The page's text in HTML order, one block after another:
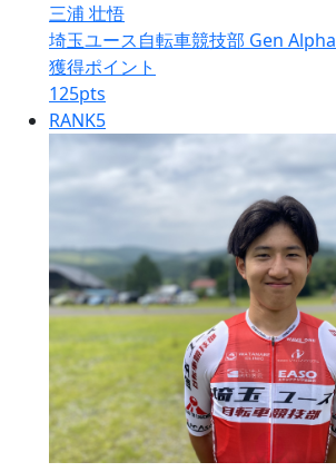
三浦 壮悟
埼玉ユース自転車競技部 Gen Alpha
獲得ポイント
125pts
RANK5